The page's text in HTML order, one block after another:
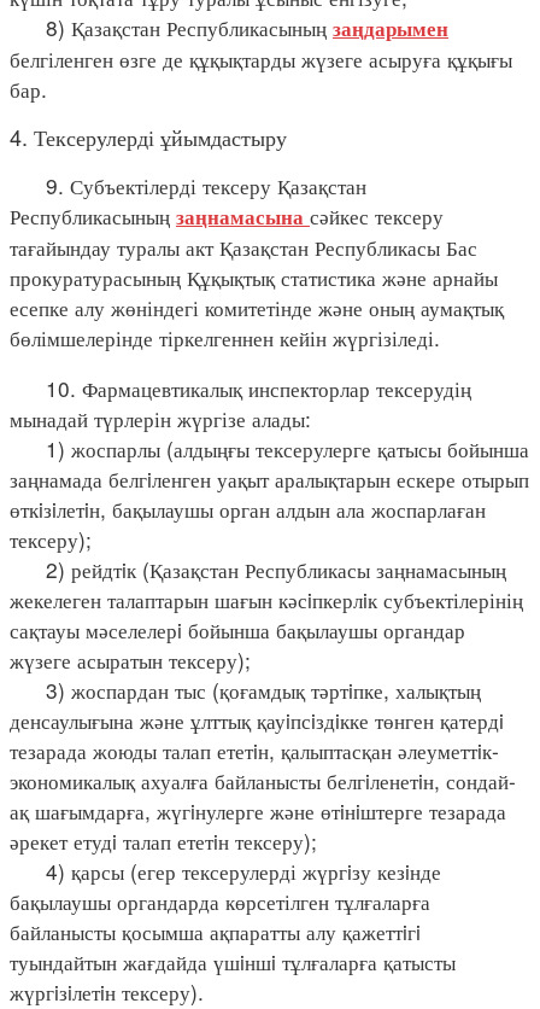
8) Қазақстан Республикасының заңдарымен
белгіленген өзге де құқықтарды жүзеге асыруға құқығы
бар.
4. Тексерулерді ұйымдастыру
9. Субъектілерді тексеру Қазақстан
Республикасының заңнамасына сәйкес тексеру
тағайындау туралы акт Қазақстан Республикасы Бас
прокуратурасының Құқықтық статистика және арнайы
есепке алу жөніндегі комитетінде және оның аумақтық
бөлімшелерінде тіркелгеннен кейін жүргізіледі.
10. Фармацевтикалық инспекторлар тексерудің
мынадай түрлерін жүргізе алады:
1) жоспарлы (алдыңғы тексерулерге қатысы бойынша
заңнамада белгiленген уақыт аралықтарын ескере отырып
өткiзiлетiн, бақылаушы орган алдын ала жоспарлаған
тексеру);
2) рейдтiк (Қазақстан Республикасы заңнамасының
жекелеген талаптарын шағын кәсiпкерлiк субъектілерінің
сақтауы мәселелерi бойынша бақылаушы органдар
жүзеге асыратын тексеру);
3) жоспардан тыс (қоғамдық тәртiпке, халықтың
денсаулығына және ұлттық қауiпсiздiкке төнген қатердi
тезарада жоюды талап ететiн, қалыптасқан әлеуметтiк-
экономикалық ахуалға байланысты белгiленетiн, сондай-
ақ шағымдарға, жүгiнулерге және өтiнiштерге тезарада
әрекет етудi талап ететiн тексеру);
4) қарсы (егер тексерулерді жүргiзу кезiнде
бақылаушы органдарда көрсетілген тұлғаларға
байланысты қосымша ақпаратты алу қажеттiгi
туындайтын жағдайда үшiншi тұлғаларға қатысты
жүргiзiлетiн тексеру).